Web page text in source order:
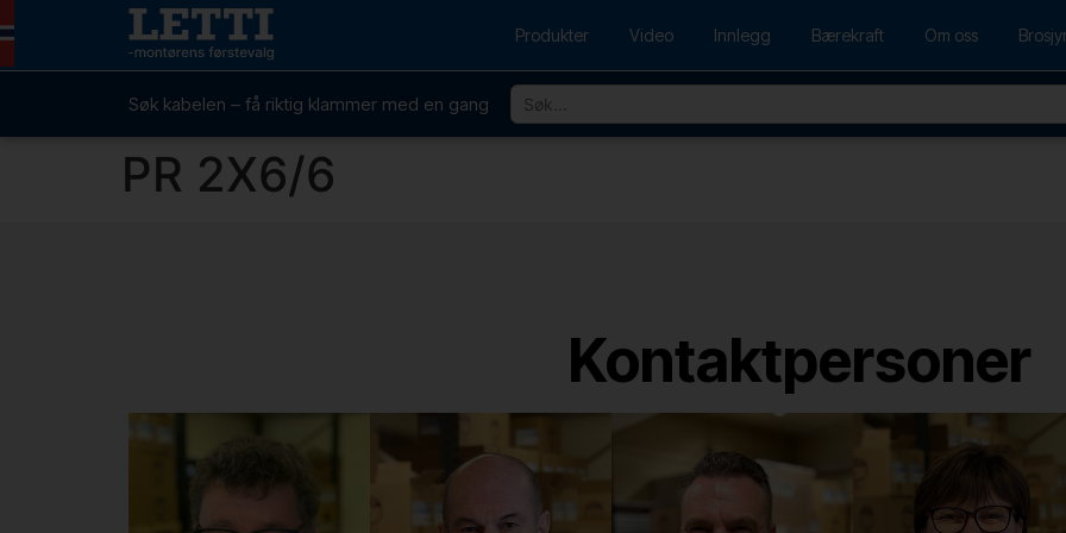
Produkter Video Innlegg Bærekraft Om oss
Søk kabelen – få riktig klammer med en gang
PR 2X6/6
Kontaktpersoner